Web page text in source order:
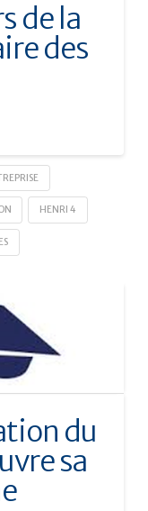
de la
des
HENRI 4
du
sa